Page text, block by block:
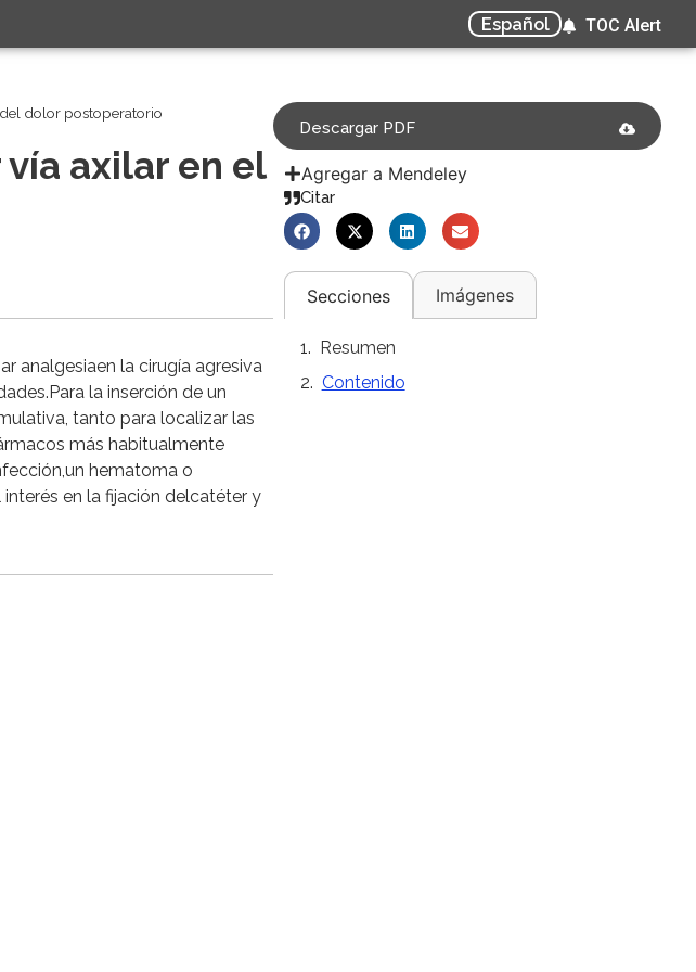
Español TOC Alert
dolor postoperatorio
axilar en el
analgesiaen la cirugía agresiva
la inserción de un
tanto para localizar las
más habitualmente
hematoma o
en la fijación delcatéter y
Descargar PDF
Agregar a Mendeley
Citar
Secciones Imágenes
Resumen
Contenido